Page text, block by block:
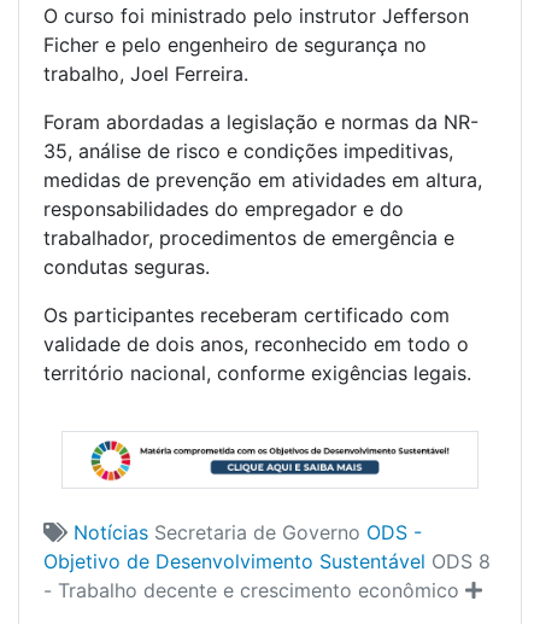
O curso foi ministrado pelo instrutor Jefferson
Ficher e pelo engenheiro de segurança no
trabalho, Joel Ferreira.
Foram abordadas a legislação e normas da NR-
35, análise de risco e condições impeditivas,
medidas de prevenção em atividades em altura,
responsabilidades do empregador e do
trabalhador, procedimentos de emergência e
condutas seguras.
Os participantes receberam certificado com
validade de dois anos, reconhecido em todo o
território nacional, conforme exigências legais.
Notícias Secretaria de Governo ODS -
Objetivo de Desenvolvimento Sustentável ODS 8
- Trabalho decente e crescimento econômico